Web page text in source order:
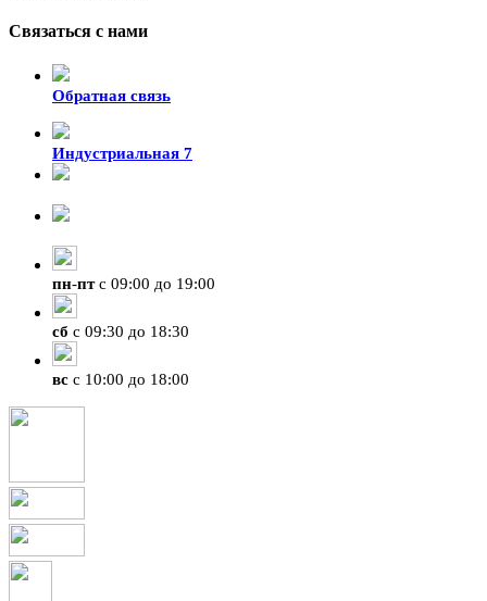
Связаться с нами
Обратная связь
Индустриальная 7
пн-птс 09:00 до 19:00
сб с 09:30 до 18:30
вс с 10:00 до 18:00